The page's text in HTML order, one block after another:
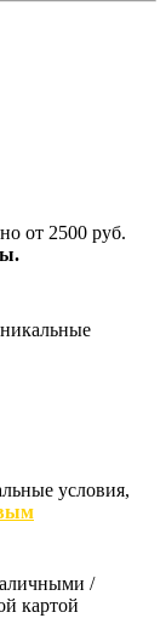
от 2500 руб.
условия,
/
картой